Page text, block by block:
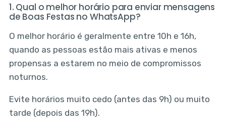
1. Qual o melhor horário para enviar mensagens
de Boas Festas no WhatsApp?
O melhor horário é geralmente entre 10h e 16h,
quando as pessoas estão mais ativas e menos
propensas a estarem no meio de compromissos
noturnos.
Evite horários muito cedo (antes das 9h) ou muito
tarde (depois das 19h).